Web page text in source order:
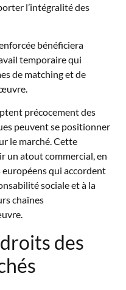
l’intégralité des
bénéficiera
temporaire qui
de matching et de
précocement des
peuvent se positionner
le marché. Cette
un atout commercial, en
qui accordent
sociale et à la
chaînes
des